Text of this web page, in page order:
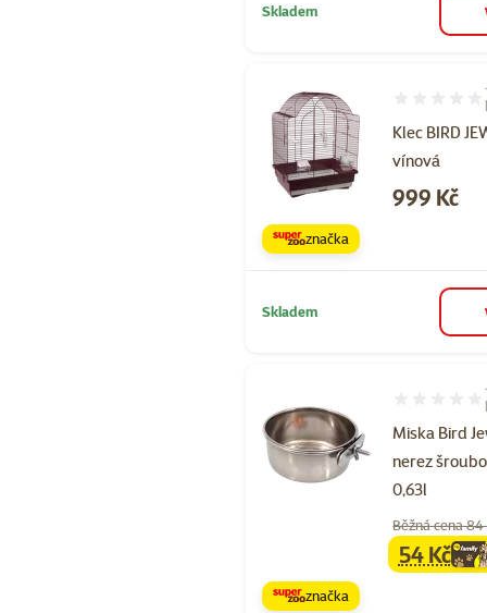
Skladem
Klec BIRD
vínová
Hodnocení
Cena
999 Kč
značka
Skladem
Miska Bird
nerez
0,63l
Hodnocení
Běžná cena 84
family
54 Kč
značka